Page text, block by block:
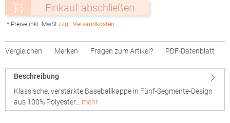
Einkauf abschließen
* Preise inkl. MwSt.zzgl. Versandkosten
Vergleichen Merken Fragen zum Artikel? PDF-Datenblatt
Beschreibung
Klassische, verstärkte Baseballkappe in Fünf-Segmente-Design
aus 100% Polyester… mehr